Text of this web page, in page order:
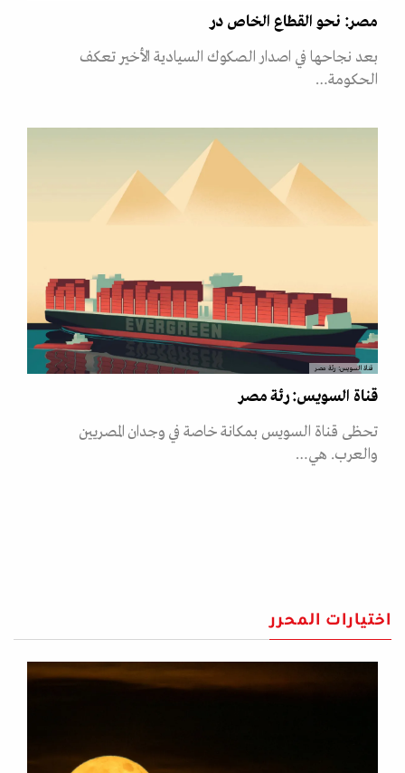
مصر: نحو القطاع الخاص در
بعد نجاحها في اصدار الصكوك السيادية الأخير تعكف
الحكومة…
قناة السويس: رئة مصر
قناة السويس: رئة مصر
تحظى قناة السويس بمكانة خاصة في وجدان المصريين
والعرب. هي…
اختيارات المحرر